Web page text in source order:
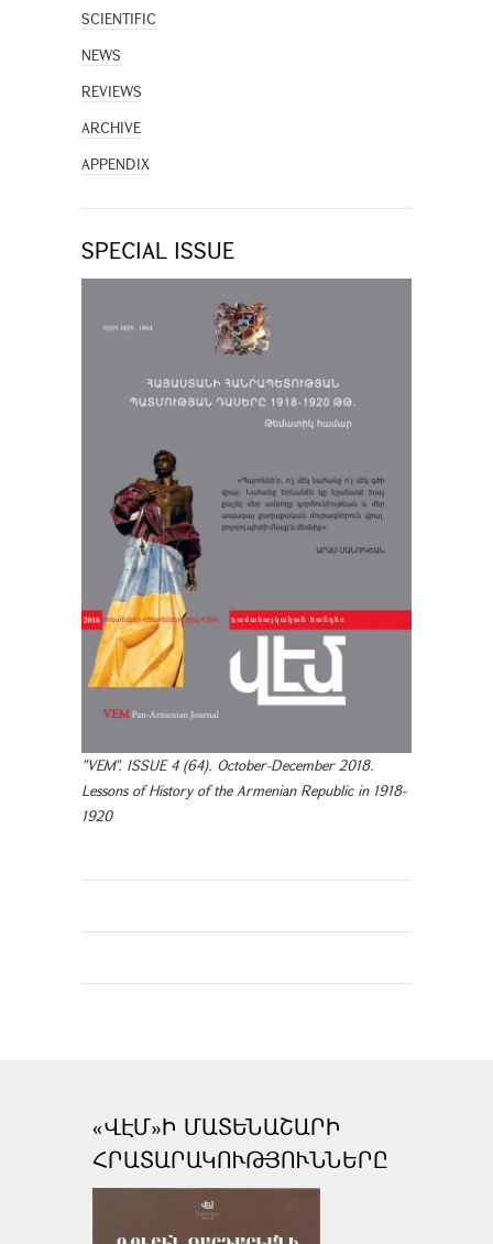
SCIENTIFIC
NEWS
REVIEWS
ARCHIVE
APPENDIX
SPECIAL ISSUE
"VEM". ISSUE 4 (64). October-December 2018.
Lessons of History of the Armenian Republic in 1918-
1920
«ՎԷՄ»Ի ՄԱՏԵՆԱՇԱՐԻ
ՀՐԱՏԱՐԱԿՈՒԹՅՈՒՆՆԵՐԸ